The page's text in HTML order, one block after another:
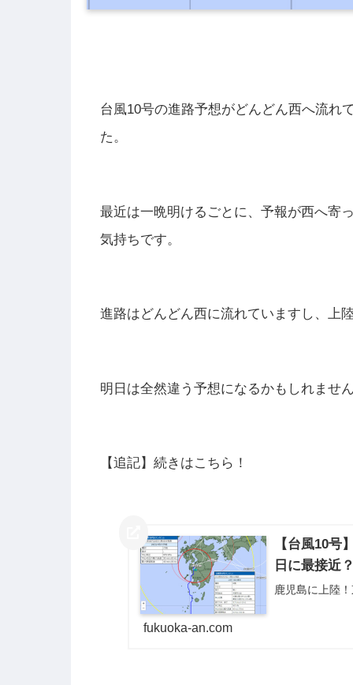
台風10号の進路予想がどんどん西へ流れ
た。
最近は一晩明けるごとに、予報が西へ寄
気持ちです。
進路はどんどん西に流れていますし、上
明日は全然違う予想になるかもしれませ
【追記】続きはこちら！
【台風10号
日に最接近
鹿児島に上陸
fukuoka-an.com